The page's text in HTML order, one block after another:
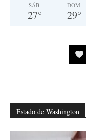
SÁB
27°
DOM
29°
Estado de Washington